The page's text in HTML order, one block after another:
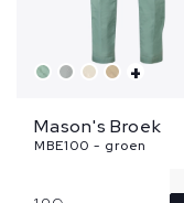
+
Mason's Broek
MBE100 - groen